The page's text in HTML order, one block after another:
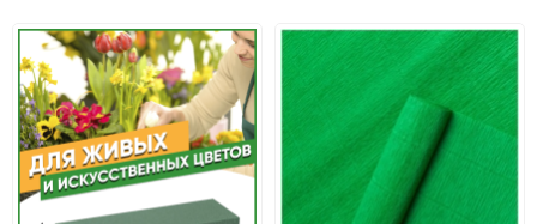
Количество в коробке 50
Единица измерения